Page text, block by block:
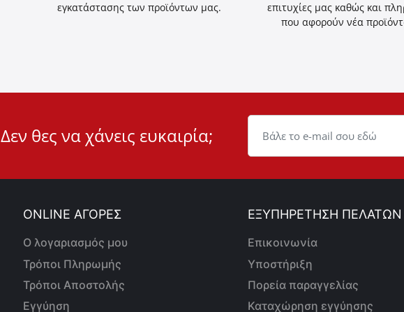
εγκατάστασης των προϊόντων μας.
επιτυχίες μας καθώς και
που αφορούν νέα
Δεν θες να χάνεις ευκαιρία;
ONLINE ΑΓΟΡΕΣ
Ο λογαριασμός μου
Τρόποι Πληρωμής
Τρόποι Αποστολής
Εγγύηση
ΕΞΥΠΗΡΕΤΗΣΗ ΠΕΛΑΤΩΝ
Επικοινωνία
Υποστήριξη
Πορεία παραγγελίας
Καταχώρηση εγγύησης